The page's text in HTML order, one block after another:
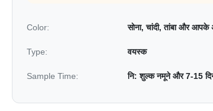
Color: सोना, चांदी, तांबा और
Type: वयस्क
Sample Time: नि: शुल्क नमूने और 7-15